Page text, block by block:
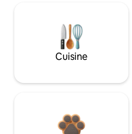
Cuisine